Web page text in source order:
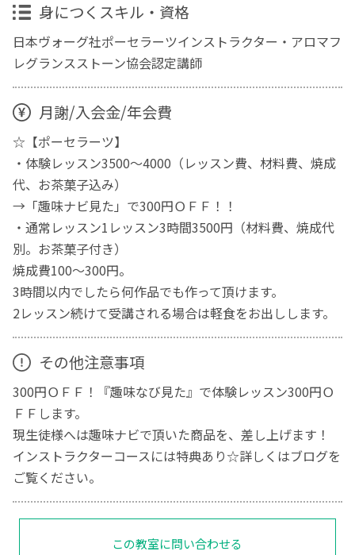
身につくスキル・資格
日本ヴォーグ社ポーセラーツインストラクター・アロマフ
レグランスストーン協会認定講師
月謝/入会金/年会費
☆【ポーセラーツ】
・体験レッスン3500～4000（レッスン費、材料費、焼成
代、お茶菓子込み）
→「趣味ナビ見た」で300円ＯＦＦ！！
・通常レッスン1レッスン3時間3500円（材料費、焼成代
別。お茶菓子付き）
焼成費100～300円。
3時間以内でしたら何作品でも作って頂けます。
2レッスン続けて受講される場合は軽食をお出しします。
その他注意事項
300円ＯＦＦ！『趣味なび見た』で体験レッスン300円Ｏ
ＦＦします。
現生徒様へは趣味ナビで頂いた商品を、差し上げます！
インストラクターコースには特典あり☆詳しくはブログを
ご覧ください。
この教室に問い合わせる